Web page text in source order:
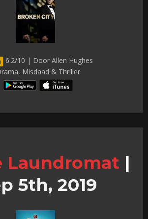
6.2/10 | Door Allen Hughes
Misdaad & Thriller
Laundromat |
5th, 2019